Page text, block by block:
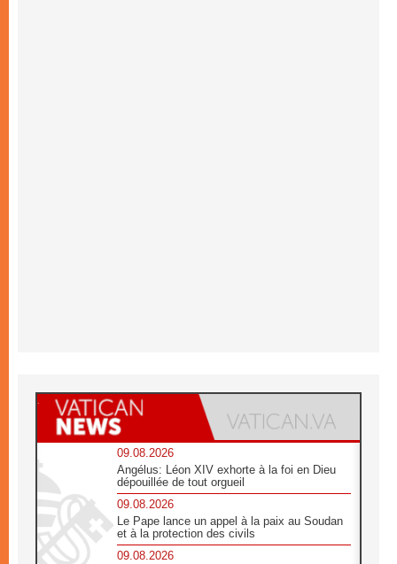
09.08.2026
Angélus: Léon XIV exhorte à la foi en Dieu
dépouillée de tout orgueil
09.08.2026
Le Pape lance un appel à la paix au Soudan
et à la protection des civils
09.08.2026